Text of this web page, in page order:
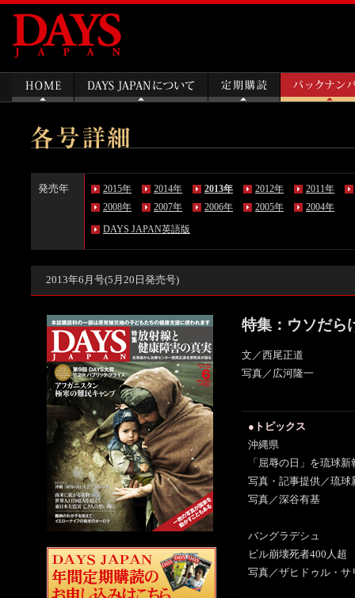
発売年 2015年 2014年 2013年 2012年
2011年
2008年
2007年 2006年 2005年 2004年
DAYS JAPAN英語版
2013年6月号(5月20日発売号)
特集：ウソだら
文／西尾正道
写真／広河隆一
●トピックス
沖縄県
「屈辱の日」を琉球
写真・記事提供／琉球
写真／深谷有基
バングラデシュ
ビル崩壊死者400人
写真／ザヒドゥル・サ